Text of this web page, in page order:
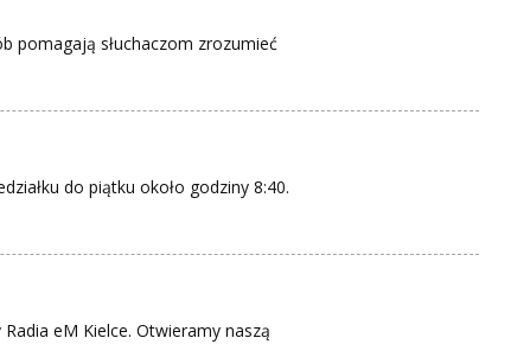
pomagają słuchaczom zrozumieć
do piątku około godziny 8:40.
eM Kielce. Otwieramy naszą